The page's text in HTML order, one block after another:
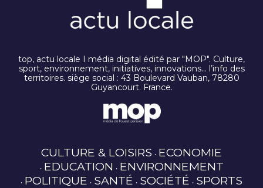
top, actu locale I média digital édité par "MOP". Culture,
sport, environnement, initiatives, innovations… l’info des
territoires. siège social : 43 Boulevard Vauban, 78280
Guyancourt. France.
CULTURE & LOISIRS ECONOMIE
EDUCATION ENVIRONNEMENT
POLITIQUE SANTÉ SOCIÉTÉ SPORTS